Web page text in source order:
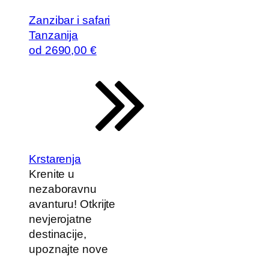
Zanzibar i safari
Tanzanija
od 2690,00 €
Krstarenja
Krenite u
nezaboravnu
avanturu! Otkrijte
nevjerojatne
destinacije,
upoznajte nove